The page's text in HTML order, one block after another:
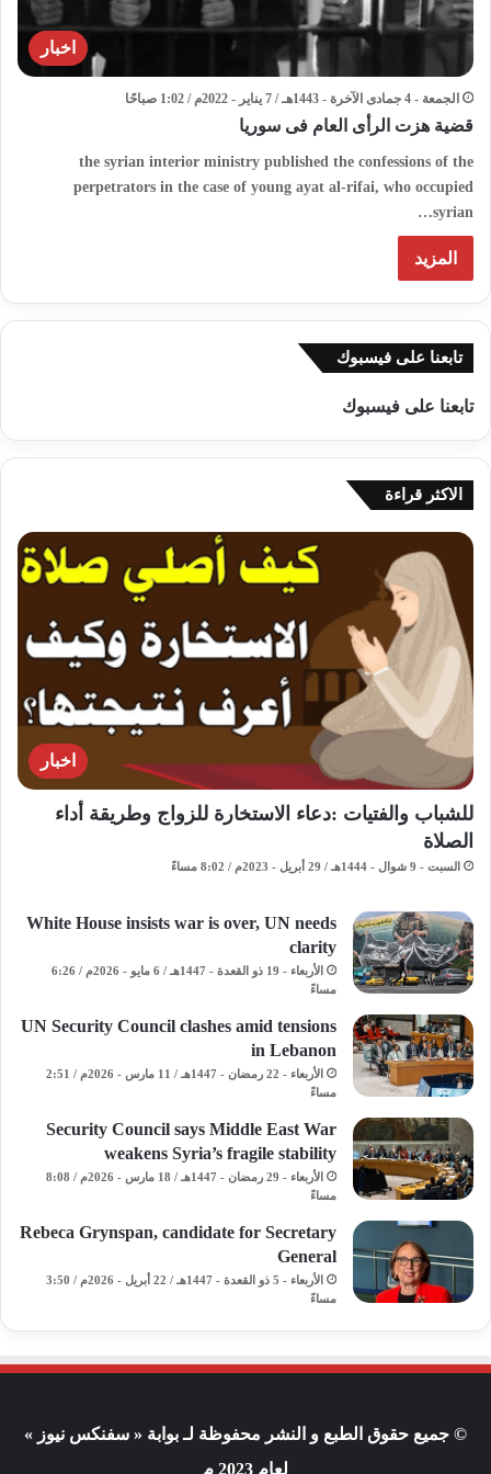
اخبار
الجمعة - 4 جمادى الآخرة - 1443هـ / 7 يناير - 2022م / 1:02 صباحًا
قضية هزت الرأى العام فى سوريا
the syrian interior ministry published the confessions of the
perpetrators in the case of young ayat al-rifai, who occupied
syrian…
المزيد
تابعنا على فيسبوك
تابعنا على فيسبوك
الاكثر قراءة
اخبار
للشباب والفتيات :دعاء الاستخارة للزواج وطريقة أداء
الصلاة
السبت - 9 شوال - 1444هـ / 29 أبريل - 2023م / 8:02 مساءً
White House insists war is over, UN needs
clarity
الأربعاء - 19 ذو القعدة - 1447هـ / 6 مايو - 2026م / 6:26
مساءً
UN Security Council clashes amid tensions
in Lebanon
الأربعاء - 22 رمضان - 1447هـ / 11 مارس - 2026م / 2:51
مساءً
Security Council says Middle East War
weakens Syria’s fragile stability
الأربعاء - 29 رمضان - 1447هـ / 18 مارس - 2026م / 8:08
مساءً
Rebeca Grynspan, candidate for Secretary
General
الأربعاء - 5 ذو القعدة - 1447هـ / 22 أبريل - 2026م / 3:50
مساءً
© جميع حقوق الطبع و النشر محفوظة لـ بوابة « سفنكس نيوز »
لعام 2023 م